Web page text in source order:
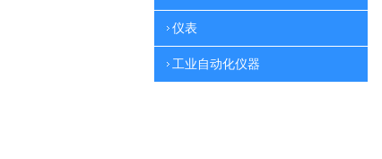
仪表
工业自动化仪器